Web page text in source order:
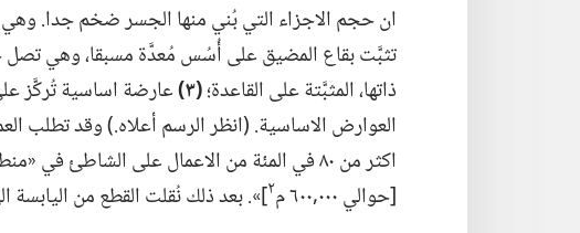
ان حجم الاجزاء التي بُني منها الجسر ضخم جدا.‏ وهي
تثبَّت بقاع المضيق على أُسُس مُعدَّة مسبقا،‏ وهي
ذاتها،‏ المثبَّتة على القاعدة؛‏‏(‏٣)‏ عارضة اساسية تُركَّز
[حوالي ٠٠٠‏,٦٠٠ م
٢‏]».‏ بعد ذلك نُقلت القطع من اليابسة